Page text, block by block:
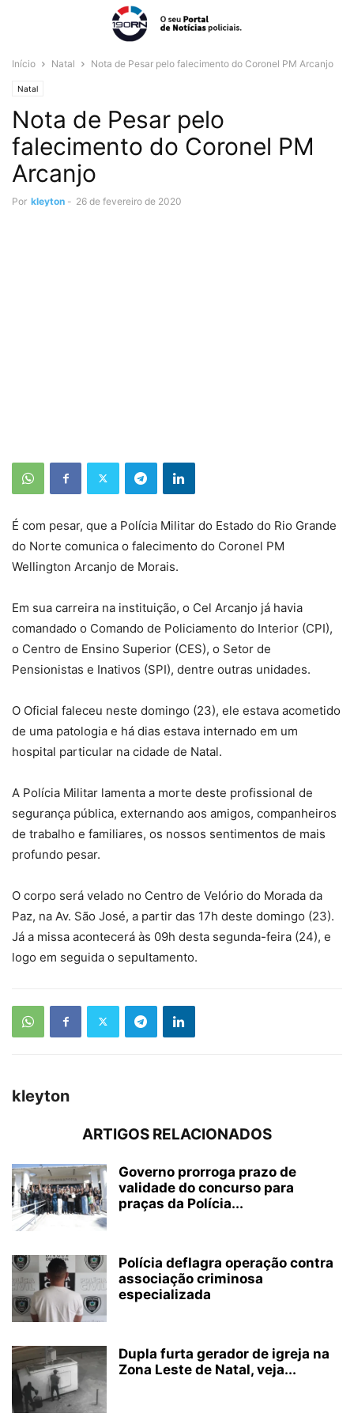
Início Natal Nota de Pesar pelo falecimento do Coronel PM Arcanjo
Natal
Nota de Pesar pelo
falecimento do Coronel PM
Arcanjo
Por kleyton - 26 de fevereiro de 2020
É com pesar, que a Polícia Militar do Estado do Rio Grande
do Norte comunica o falecimento do Coronel PM
Wellington Arcanjo de Morais.
Em sua carreira na instituição, o Cel Arcanjo já havia
comandado o Comando de Policiamento do Interior (CPI),
o Centro de Ensino Superior (CES), o Setor de
Pensionistas e Inativos (SPI), dentre outras unidades.
O Oficial faleceu neste domingo (23), ele estava acometido
de uma patologia e há dias estava internado em um
hospital particular na cidade de Natal.
A Polícia Militar lamenta a morte deste profissional de
segurança pública, externando aos amigos, companheiros
de trabalho e familiares, os nossos sentimentos de mais
profundo pesar.
O corpo será velado no Centro de Velório do Morada da
Paz, na Av. São José, a partir das 17h deste domingo (23).
Já a missa acontecerá às 09h desta segunda-feira (24), e
logo em seguida o sepultamento.
kleyton
ARTIGOS RELACIONADOS
Governo prorroga prazo de
validade do concurso para
praças da Polícia...
Polícia deflagra operação contra
associação criminosa
especializada
Dupla furta gerador de igreja na
Zona Leste de Natal, veja...